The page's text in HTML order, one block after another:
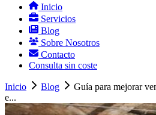
Inicio
Servicios
Blog
Sobre Nosotros
Contacto
Consulta sin coste
Inicio Blog
Guía para mejorar
e...